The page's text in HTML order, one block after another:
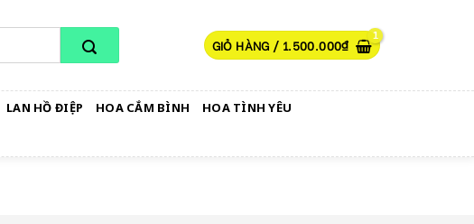
GIỎ HÀNG / 1.500.000₫
LAN HỒ ĐIỆP HOA CẮM BÌNH
HOA TÌNH YÊU